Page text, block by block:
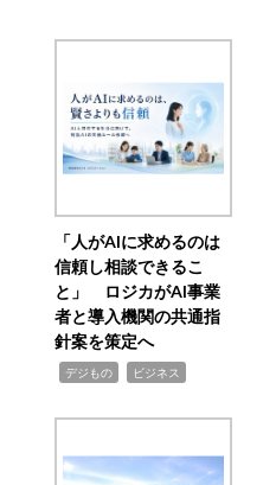
「人がAIに求めるのは
信頼し相談できるこ
と」 ロジカがAI事業
者と導入機関の共通指
針案を策定へ
デジもの ビジネス